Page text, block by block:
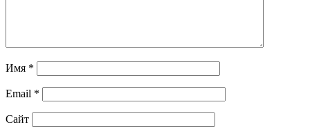
Имя *
Email *
Сайт